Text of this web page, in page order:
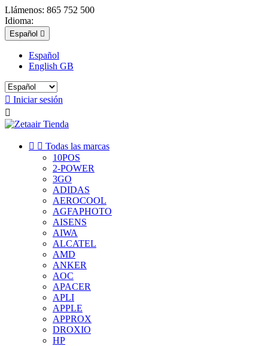
Llámenos: 865 752 500
Idioma:
Español 
Español
English GB
 Iniciar sesión

  Todas las marcas
10POS
2-POWER
3GO
ADIDAS
AEROCOOL
AGFAPHOTO
AISENS
AIWA
ALCATEL
AMD
ANKER
AOC
APACER
APLI
APPLE
APPROX
DROXIO
HP